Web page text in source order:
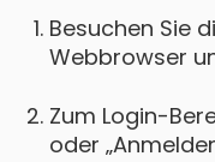
Besuchen Sie
Webbrowser
Zum Login-
oder